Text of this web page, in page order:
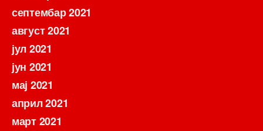
септембар 2021
август 2021
јул 2021
јун 2021
мај 2021
април 2021
март 2021